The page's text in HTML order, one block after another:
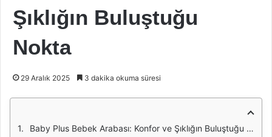
Şıklığın Buluştuğu
Nokta
29 Aralık 2025 3 dakika okuma süresi
Baby Plus Bebek Arabası: Konfor ve Şıklığın Buluştuğu Nokta